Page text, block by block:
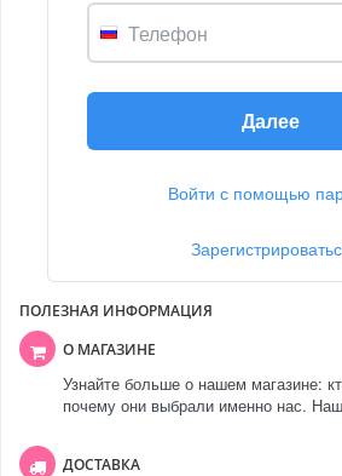
Телефон
Далее
Войти с помощью
ПОЛЕЗНАЯ ИНФОРМАЦИЯ
О МАГАЗИНЕ
Узнайте больше о нашем магазине:
почему они выбрали именно нас.
ДОСТАВКА